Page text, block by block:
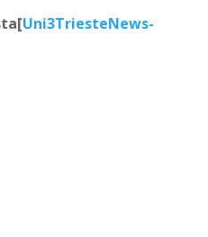
Uni3TriesteNews-